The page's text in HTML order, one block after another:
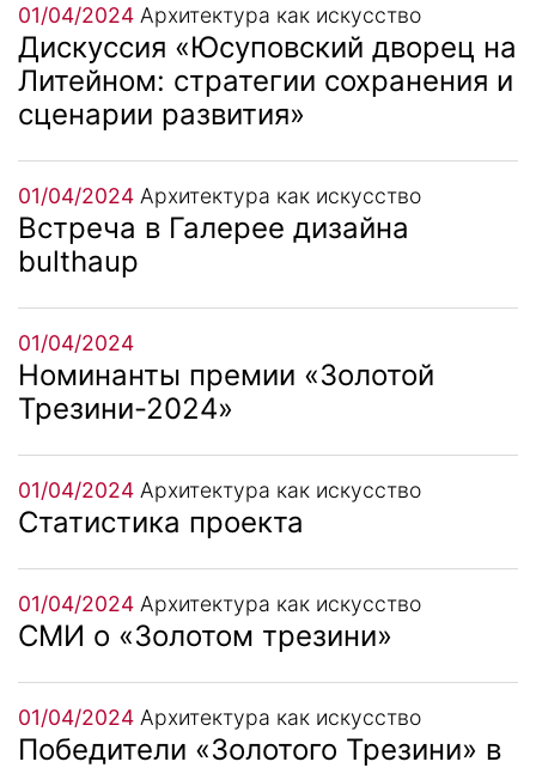
01/04/2024 Архитектура как искусство
Дискуссия «Юсуповский дворец на
Литейном: стратегии сохранения и
сценарии развития»
01/04/2024 Архитектура как искусство
Встреча в Галерее дизайна
bulthaup
01/04/2024
Номинанты премии «Золотой
Трезини-2024»
01/04/2024 Архитектура как искусство
Статистика проекта
01/04/2024 Архитектура как искусство
СМИ о «Золотом трезини»
01/04/2024 Архитектура как искусство
Победители «Золотого Трезини» в